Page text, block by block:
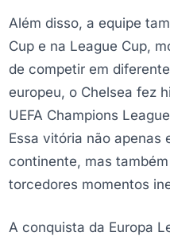
Além disso, a equipe
Cup e na League Cup,
de competir em
europeu, o Chelsea fez
UEFA Champions
Essa vitória não apenas
continente, mas
torcedores momentos
A conquista da Europa